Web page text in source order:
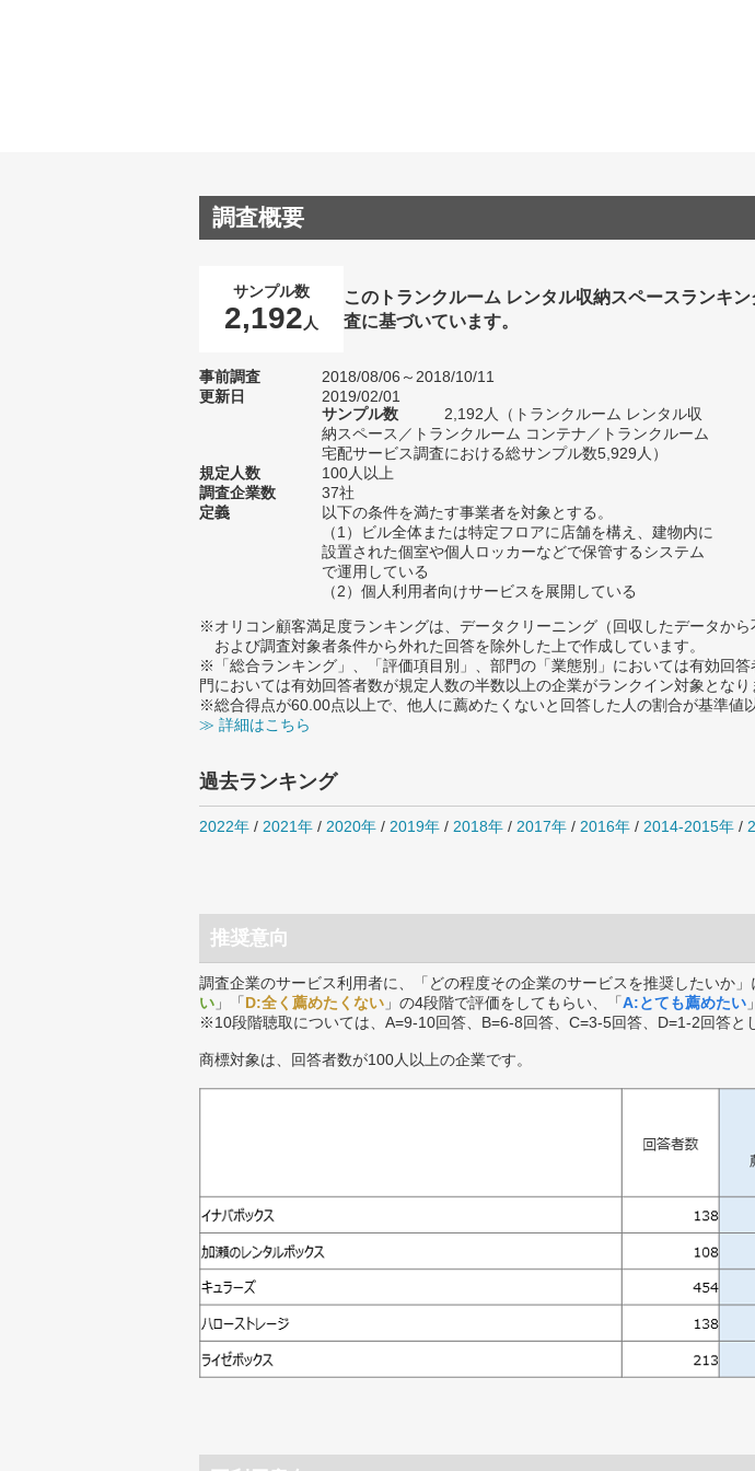
調査概要
サンプル数
2,192 人
このトランクルーム レンタル収納スペースランキ
査に基づいています。
事前調査
2018/08/06～2018/10/11
更新日
2019/02/01
サンプル数
2,192人（トランクルーム レンタル収
納スペース／トランクルーム コンテナ／トランクルーム
宅配サービス調査における総サンプル数5,929人）
規定人数
100人以上
調査企業数
37社
定義
以下の条件を満たす事業者を対象とする。
（1）ビル全体または特定フロアに店舗を構え、建物内に
設置された個室や個人ロッカーなどで保管するシステム
で運用している
（2）個人利用者向けサービスを展開している
※オリコン顧客満足度ランキングは、データクリーニング（回収したデータから
および調査対象者条件から外れた回答を除外した上で作成しています。
※「総合ランキング」、「評価項目別」、部門の「業態別」においては有効回
門においては有効回答者数が規定人数の半数以上の企業がランクイン対象となり
※総合得点が60.00点以上で、他人に薦めたくないと回答した人の割合が基準値
≫ 詳細はこちら
過去ランキング
2022年 / 2021年 / 2020年 / 2019年 / 2018年 / 2017年 / 2016年 / 2014-2015年 /
推奨意向
調査企業のサービス利用者に、「どの程度その企業のサービスを推奨したいか」
い 」「D:全く薦めたくない 」の4段階で評価をしてもらい、「A:とても薦めたい
※10段階聴取については、A=9-10回答、B=6-8回答、C=3-5回答、D=1-2回答と
商標対象は、回答者数が100人以上の企業です。